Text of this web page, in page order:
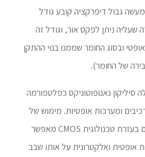
גבול דיפרקציה קובע גודל
שעליה ניתן לפקס אור, וגודל זה
ובסוג החומר שממנו בנוי ההתקן
של החומר).
סיליקון נאנופוטוניקס כפלטפורמה
ומערכות אופטיות. מימוש של
רכיבים נאנופוטונים בעזרת טכנולוגית CMOS מאפשר
אופטית ואלקטרונית על אותו שבב